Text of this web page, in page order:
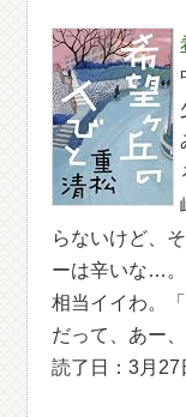
らないけど、
ーは辛いな…。
相当イイわ。
だって、あー
読了日：3月27